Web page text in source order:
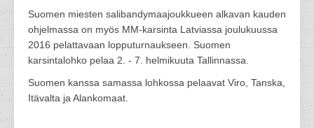
Suomen miesten salibandymaajoukkueen alkavan kauden
ohjelmassa on myös MM-karsinta Latviassa joulukuussa
2016 pelattavaan lopputurnaukseen. Suomen
karsintalohko pelaa 2. - 7. helmikuuta Tallinnassa.
Suomen kanssa samassa lohkossa pelaavat Viro, Tanska,
Itävalta ja Alankomaat.